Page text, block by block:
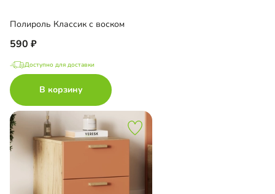
Полироль Классик с воском
590
Доступно для доставки
В корзину